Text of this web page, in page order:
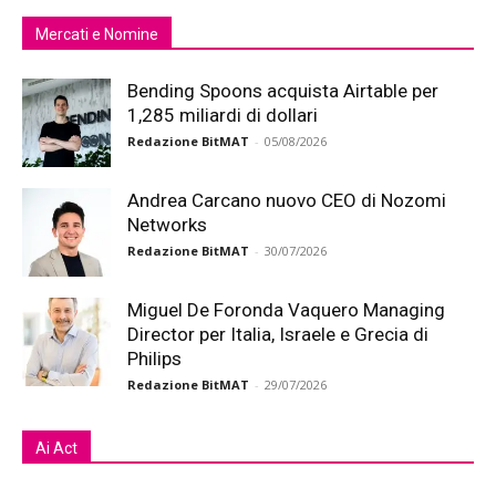
Mercati e Nomine
Bending Spoons acquista Airtable per
1,285 miliardi di dollari
Redazione BitMAT - 05/08/2026
Andrea Carcano nuovo CEO di Nozomi
Networks
Redazione BitMAT - 30/07/2026
Miguel De Foronda Vaquero Managing
Director per Italia, Israele e Grecia di
Philips
Redazione BitMAT - 29/07/2026
Ai Act